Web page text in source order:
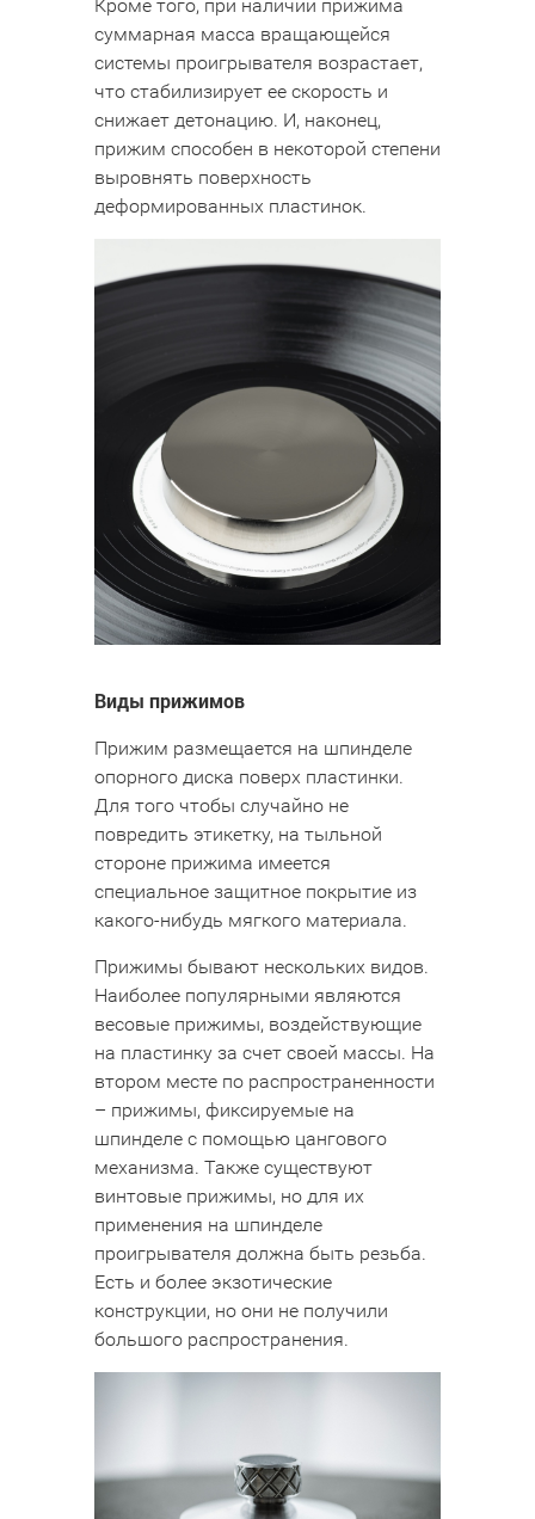
Кроме того, при наличии прижима
суммарная масса вращающейся
системы проигрывателя возрастает,
что стабилизирует ее скорость и
снижает детонацию. И, наконец,
прижим способен в некоторой степени
выровнять поверхность
деформированных пластинок.
Виды прижимов
Прижим размещается на шпинделе
опорного диска поверх пластинки.
Для того чтобы случайно не
повредить этикетку, на тыльной
стороне прижима имеется
специальное защитное покрытие из
какого-нибудь мягкого материала.
Прижимы бывают нескольких видов.
Наиболее популярными являются
весовые прижимы, воздействующие
на пластинку за счет своей массы. На
втором месте по распространенности
– прижимы, фиксируемые на
шпинделе с помощью цангового
механизма. Также существуют
винтовые прижимы, но для их
применения на шпинделе
проигрывателя должна быть резьба.
Есть и более экзотические
конструкции, но они не получили
большого распространения.